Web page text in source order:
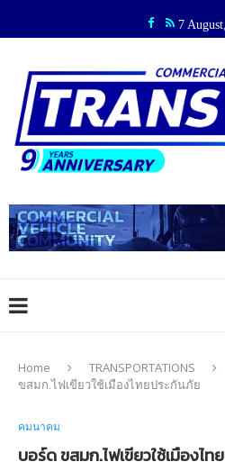
7
Home TRANSPORTATIONS
ขสมก.ไฟเขียวใช้เมืองไทยประกันภัย
คมนาคม
บอร์ด ขสมก.ไฟเขียวใช้เมืองไท